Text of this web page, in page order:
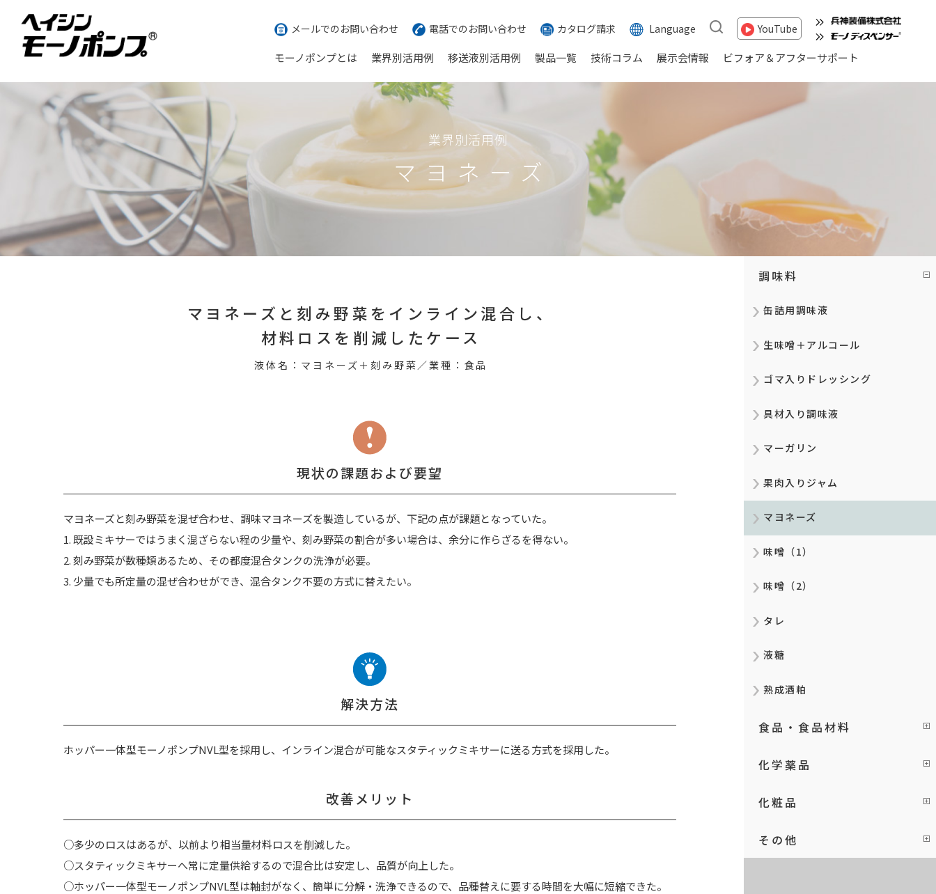
メールでのお問い合わせ 電話でのお問い合わせ カタログ請求 Language YouTube
モーノポンプとは 業界別活用例 移送液別活用例 製品一覧 技術コラム 展示会情報 ビフォア＆アフターサポート
業界別活用例
マヨネーズ
マヨネーズと刻み野菜をインライン混合し、
材料ロスを削減したケース
液体名：マヨネーズ＋刻み野菜／業種：食品
現状の課題および要望
マヨネーズと刻み野菜を混ぜ合わせ、調味マヨネーズを製造しているが、下記の点が課題となっていた。
1. 既設ミキサーではうまく混ざらない程の少量や、刻み野菜の割合が多い場合は、余分に作らざるを得ない。
2. 刻み野菜が数種類あるため、その都度混合タンクの洗浄が必要。
3. 少量でも所定量の混ぜ合わせができ、混合タンク不要の方式に替えたい。
解決方法
ホッパー一体型モーノポンプNVL型を採用し、インライン混合が可能なスタティックミキサーに送る方式を採用した。
改善メリット
○多少のロスはあるが、以前より相当量材料ロスを削減した。
○スタティックミキサーへ常に定量供給するので混合比は安定し、品質が向上した。
○ホッパー一体型モーノポンプNVL型は軸封がなく、簡単に分解・洗浄できるので、品種替えに要する時間を大幅に短縮できた。
調味料
缶詰用調味液
生味噌＋アルコール
ゴマ入りドレッシング
具材入り調味液
マーガリン
果肉入りジャム
マヨネーズ
味噌（1）
味噌（2）
タレ
液糖
熟成酒粕
食品・食品材料
化学薬品
化粧品
その他